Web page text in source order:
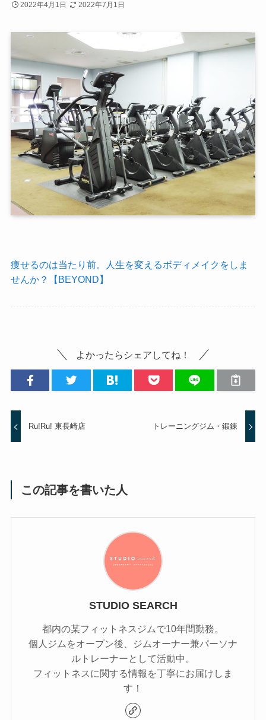
2022年4月1日 2022年7月1日
痩せるのは当たり前。人生を変えるボディメイクをしま
せんか？【BEYOND】
よかったらシェアしてね！
Ru!Ru! 東長崎店 トレーニングジム・鍛錬
この記事を書いた人
STUDIO SEARCH
都内の某フィットネスジムで10年間勤務。
個人ジムをオープン後、ジムオーナー兼パーソナ
ルトレーナーとして活動中。
フィットネスに関する情報を丁寧にお届けしま
す！